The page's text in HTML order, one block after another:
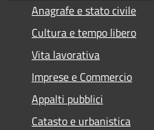
Anagrafe e stato civile
Cultura e tempo libero
Vita lavorativa
Imprese e Commercio
Appalti pubblici
Catasto e urbanistica